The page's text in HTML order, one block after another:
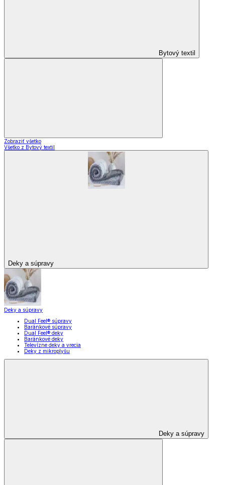
Bytový textil
Zobraziť všetko
Všetko z Bytový textil
Deky a súpravy
Deky a súpravy
Dual Feel® súpravy
Baránkové súpravy
Dual Feel® deky
Baránkové deky
Televízne deky a vrecia
Deky z mikroplyšu
Deky a súpravy